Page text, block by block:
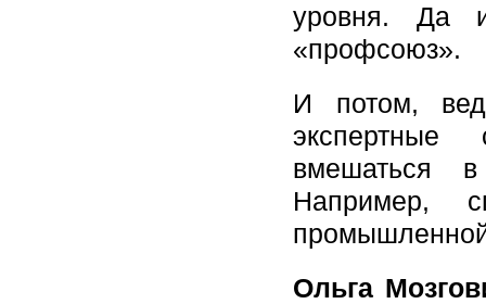
уровня. Да
«профсоюз».
И потом,
экспертные
вмешаться
Например,
Ольга